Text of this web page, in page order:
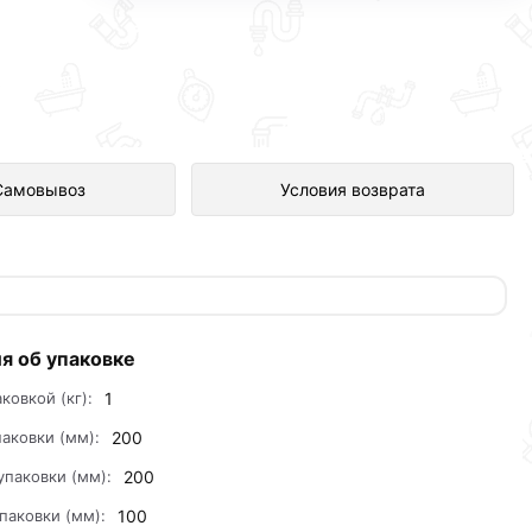
Условия возврата
по отличной цене за
об упаковке
(кг): 1
(мм): 200
(мм): 200
(мм): 100